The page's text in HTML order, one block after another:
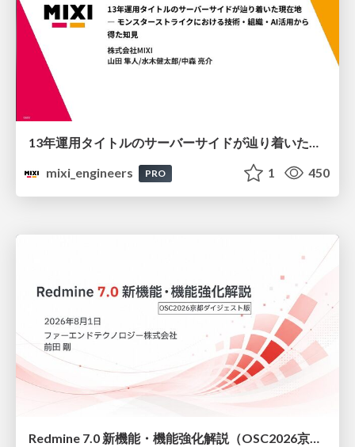
13年運用タイトルのサーバーサイドが辿り着いた現在地 ― モンスターストライクにおける技術・組織・AI活用から得た知見
mixi_engineers
PRO 1 450